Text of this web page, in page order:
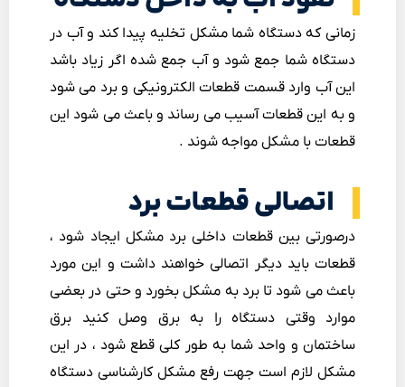
زمانی که دستگاه شما مشکل تخلیه پیدا کند و آب در
دستگاه شما جمع شود و آب جمع شده اگر زیاد باشد
این آب وارد قسمت قطعات الکترونیکی و برد می شود
و به این قطعات آسیب می رساند و باعث می شود این
قطعات با مشکل مواجه شوند .
اتصالی قطعات برد
درصورتی بین قطعات داخلی برد مشکل ایجاد شود ،
قطعات باید دیگر اتصالی خواهند داشت و این مورد
باعث می شود تا برد به مشکل بخورد و حتی در بعضی
موارد وقتی دستگاه را به برق وصل کنید برق
ساختمان و واحد شما به طور کلی قطع شود ، در این
مشکل لازم است جهت رفع مشکل کارشناسی دستگاه